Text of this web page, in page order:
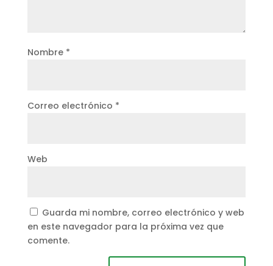
Nombre *
Correo electrónico *
Web
Guarda mi nombre, correo electrónico y web
en este navegador para la próxima vez que
comente.